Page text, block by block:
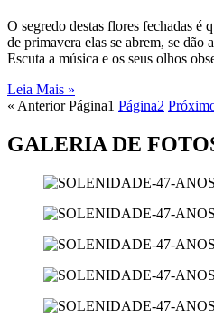
O segredo destas flores fechadas é
de primavera elas se abrem, se
Escuta a música e os seus olhos
Leia Mais »
« Anterior Página1 Página2
GALERIA DE